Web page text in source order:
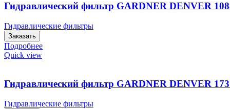
Гидравлический фильтр GARDNER DENVER
Гидравлические фильтры
Заказать
Подробнее
Quick view
Гидравлический фильтр GARDNER DENVER
Гидравлические фильтры